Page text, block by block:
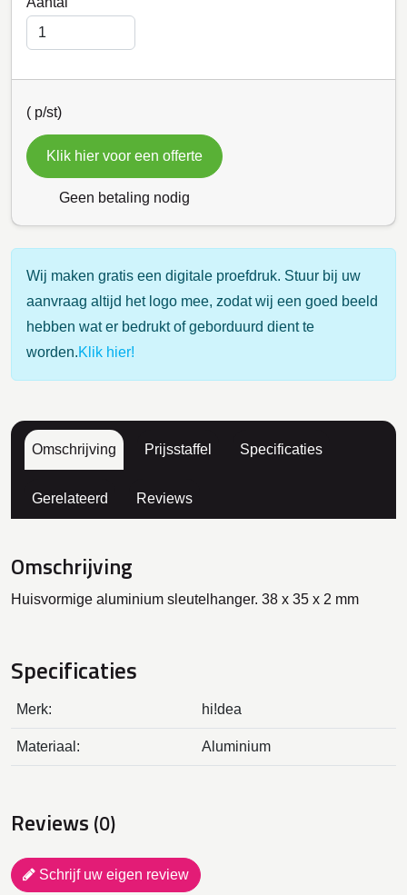
( p/st)
Klik hier voor een offerte
Geen betaling nodig
Wij maken gratis een digitale proefdruk. Stuur bij uw
aanvraag altijd het logo mee, zodat wij een goed beeld
hebben wat er bedrukt of geborduurd dient te
worden.Klik hier!
Omschrijving Prijsstaffel Specificaties
Gerelateerd Reviews
Omschrijving
Huisvormige aluminium sleutelhanger. 38 x 35 x 2 mm
Specificaties
Merk: hi!dea
Materiaal: Aluminium
Reviews (0)
Schrijf uw eigen review